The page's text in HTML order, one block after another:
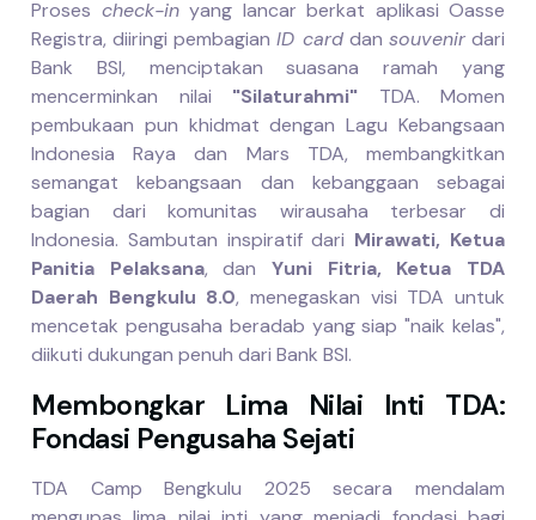
Proses check-inyang lancar berkat aplikasi Oasse
Registra, diiringi pembagianID carddan souvenirdari
Bank BSI, menciptakan suasana ramah yang
mencerminkan nilai "Silaturahmi" TDA. Momen
pembukaan pun khidmat dengan Lagu Kebangsaan
Indonesia Raya dan Mars TDA, membangkitkan
semangat kebangsaan dan kebanggaan sebagai
bagian dari komunitas wirausaha terbesar di
Indonesia. Sambutan inspiratif dari Mirawati, Ketua
Panitia Pelaksana, danYuni Fitria, Ketua TDA
Daerah Bengkulu 8.0, menegaskan visi TDA untuk
mencetak pengusaha beradab yang siap "naik kelas",
diikuti dukungan penuh dari Bank BSI.
Membongkar Lima Nilai Inti TDA:
Fondasi Pengusaha Sejati
TDA Camp Bengkulu 2025 secara mendalam